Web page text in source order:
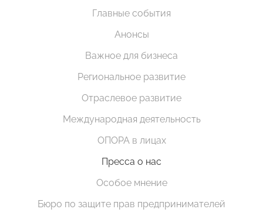
Главные события
Анонсы
Важное для бизнеса
Региональное развитие
Отраслевое развитие
Международная деятельность
ОПОРА в лицах
Пресса о нас
Особое мнение
Бюро по защите прав предпринимателей